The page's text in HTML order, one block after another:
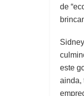
de
este
ainda,